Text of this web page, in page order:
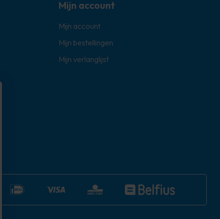
Mijn account
Mijn account
Mijn bestellingen
Mijn verlanglijst